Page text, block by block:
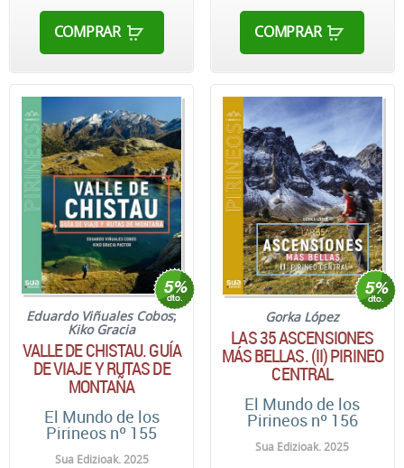
COMPRAR COMPRAR
Eduardo Viñuales Cobos;
Kiko Gracia
VALLE DE CHISTAU. GUÍA
DE VIAJE Y RUTAS DE
MONTAÑA
El Mundo de los
Pirineos nº 155
Sua Edizioak. 2025
Gorka López
LAS 35 ASCENSIONES
MÁS BELLAS. (II) PIRINEO
CENTRAL
El Mundo de los
Pirineos nº 156
Sua Edizioak. 2025